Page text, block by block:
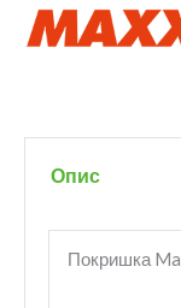
Опис
Покришка